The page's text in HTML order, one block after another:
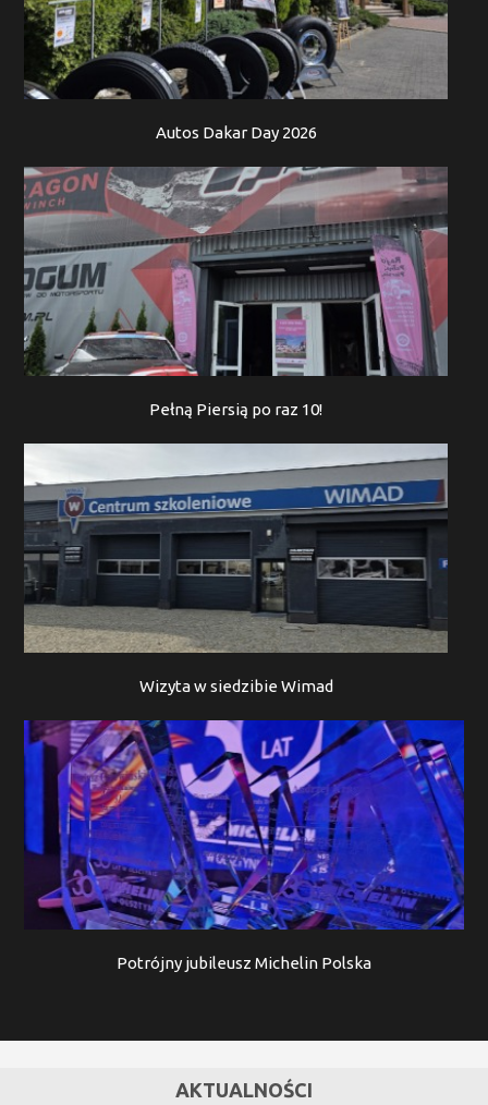
Autos Dakar Day 2026
Pełną Piersią po raz 10!
Wizyta w siedzibie Wimad
Potrójny jubileusz Michelin Polska
AKTUALNOŚCI